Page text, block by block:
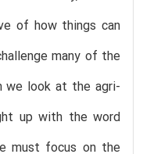
of how things can
many of the
we look at the agri-
up with the word
must focus on the